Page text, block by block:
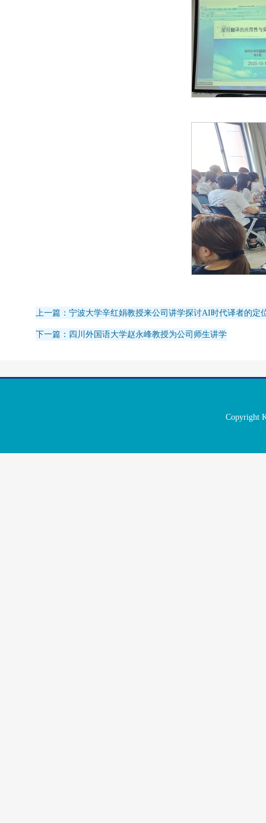
上一篇：宁波大学辛红娟教授来公司讲学探讨AI时代译者的定
下一篇：四川外国语大学赵永峰教授为公司师生讲学
Copyright